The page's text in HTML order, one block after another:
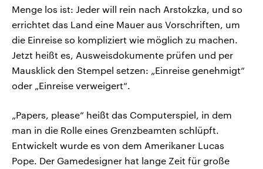
Menge los ist: Jeder will rein nach Arstokzka, und so
errichtet das Land eine Mauer aus Vorschriften, um
die Einreise so kompliziert wie möglich zu machen.
Jetzt heißt es, Ausweisdokumente prüfen und per
Mausklick den Stempel setzen: „Einreise genehmigt“
oder „Einreise verweigert“.
„Papers, please“ heißt das Computerspiel, in dem
man in die Rolle eines Grenzbeamten schlüpft.
Entwickelt wurde es von dem Amerikaner Lucas
Pope. Der Gamedesigner hat lange Zeit für große